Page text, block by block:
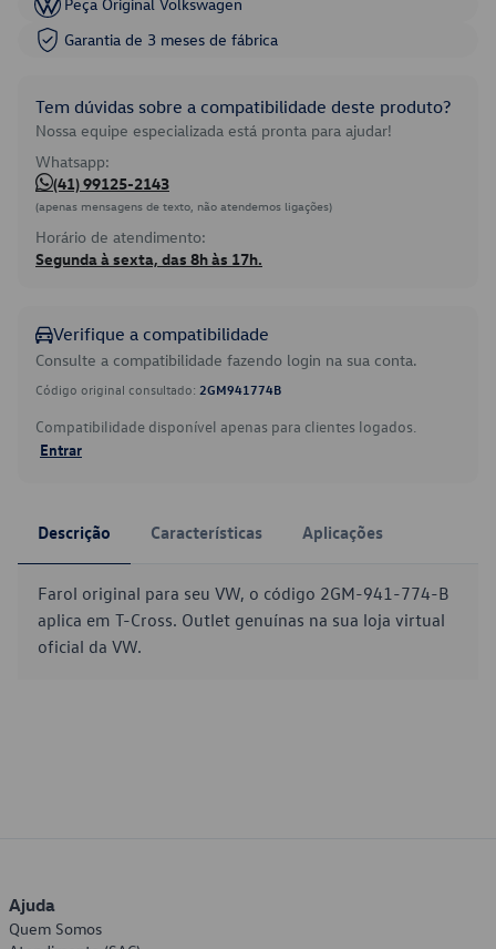
Garantia de 3 meses de fábrica
Tem dúvidas sobre a compatibilidade deste produto?
Nossa equipe especializada está pronta para ajudar!
Whatsapp:
(41) 99125-2143
(apenas mensagens de texto, não atendemos ligações)
Horário de atendimento:
Segunda à sexta, das 8h às 17h.
Verifique a compatibilidade
Consulte a compatibilidade fazendo login na sua conta.
Código original consultado: 2GM941774B
Compatibilidade disponível apenas para clientes logados.
Entrar
Descrição Características Aplicações
Farol original para seu VW, o código 2GM-941-774-B
aplica em T-Cross. Outlet genuínas na sua loja virtual
oficial da VW.
Ajuda
Quem Somos